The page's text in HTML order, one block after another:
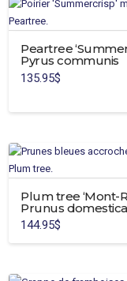
Peartree
Pyrus communis
135.95$
Plum tree ‘Mont-
Prunus domestica
144.95$